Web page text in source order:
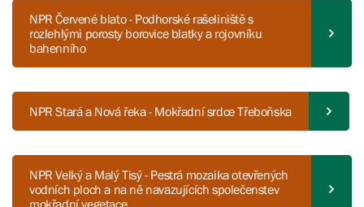
NPR Červené blato - Podhorské rašeliniště s
rozlehlými porosty borovice blatky a rojovníku
bahenního
NPR Stará a Nová řeka - Mokřadní srdce Třeboňska
NPR Velký a Malý Tisý - Pestrá mozaika otevřených
vodních ploch a na ně navazujících společenstev
mokřadní vegetace